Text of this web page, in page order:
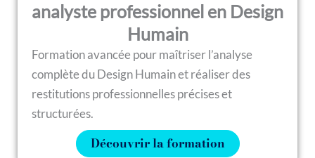
analyste professionnel en Design
Humain
Formation avancée pour maîtriser l’analyse
complète du Design Humain et réaliser des
restitutions professionnelles précises et
structurées.
Découvrir la formation